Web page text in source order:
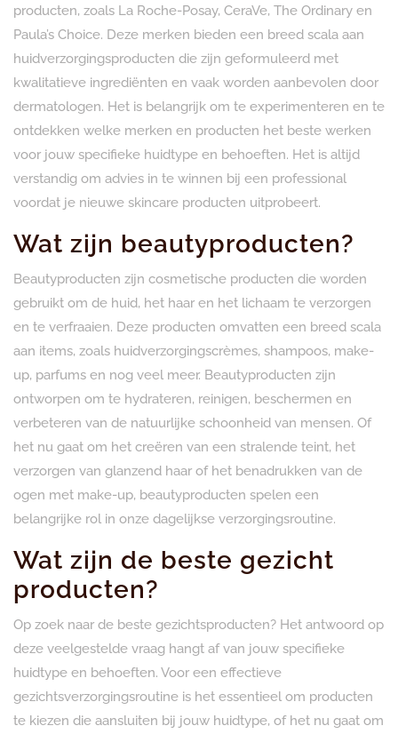
producten, zoals La Roche-Posay, CeraVe, The Ordinary en
Paula’s Choice. Deze merken bieden een breed scala aan
huidverzorgingsproducten die zijn geformuleerd met
kwalitatieve ingrediënten en vaak worden aanbevolen door
dermatologen. Het is belangrijk om te experimenteren en te
ontdekken welke merken en producten het beste werken
voor jouw specifieke huidtype en behoeften. Het is altijd
verstandig om advies in te winnen bij een professional
voordat je nieuwe skincare producten uitprobeert.
Wat zijn beautyproducten?
Beautyproducten zijn cosmetische producten die worden
gebruikt om de huid, het haar en het lichaam te verzorgen
en te verfraaien. Deze producten omvatten een breed scala
aan items, zoals huidverzorgingscrèmes, shampoos, make-
up, parfums en nog veel meer. Beautyproducten zijn
ontworpen om te hydrateren, reinigen, beschermen en
verbeteren van de natuurlijke schoonheid van mensen. Of
het nu gaat om het creëren van een stralende teint, het
verzorgen van glanzend haar of het benadrukken van de
ogen met make-up, beautyproducten spelen een
belangrijke rol in onze dagelijkse verzorgingsroutine.
Wat zijn de beste gezicht
producten?
Op zoek naar de beste gezichtsproducten? Het antwoord op
deze veelgestelde vraag hangt af van jouw specifieke
huidtype en behoeften. Voor een effectieve
gezichtsverzorgingsroutine is het essentieel om producten
te kiezen die aansluiten bij jouw huidtype, of het nu gaat om